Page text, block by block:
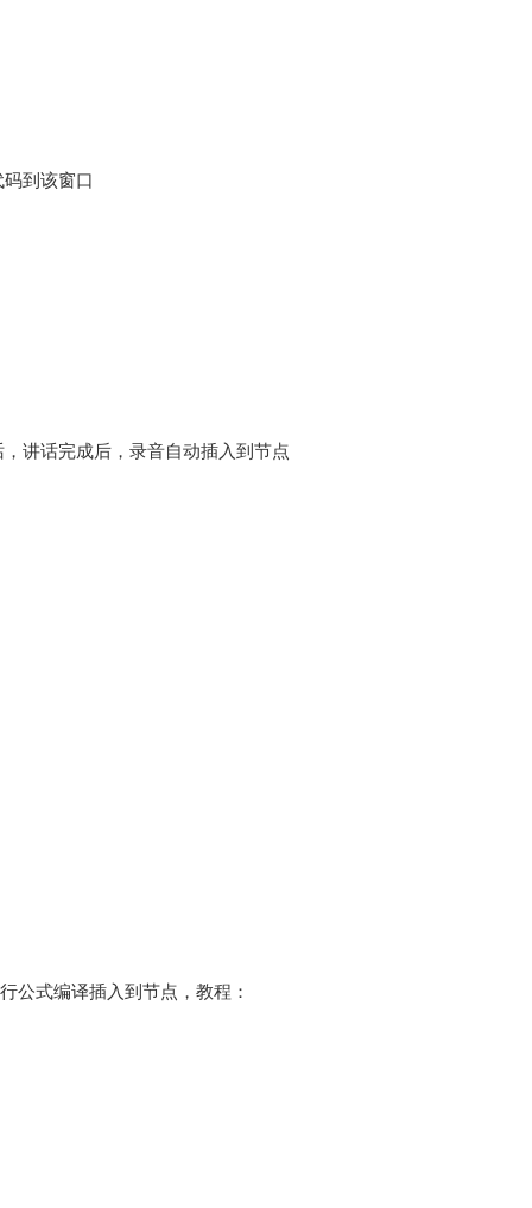
到该窗口
讲话完成后，录音自动插入到节点
公式编译插入到节点，教程：